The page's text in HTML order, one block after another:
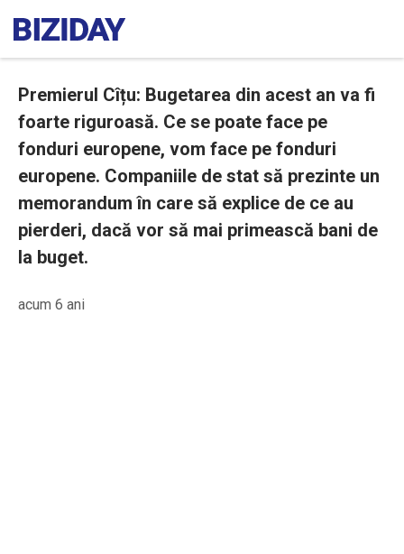
Premierul Cîțu: Bugetarea din acest an va fi
foarte riguroasă. Ce se poate face pe
fonduri europene, vom face pe fonduri
europene. Companiile de stat să prezinte un
memorandum în care să explice de ce au
pierderi, dacă vor să mai primească bani de
la buget.
acum 6 ani